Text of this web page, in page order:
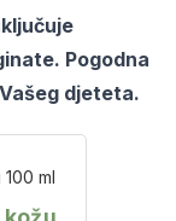
Pogodna
djeteta.